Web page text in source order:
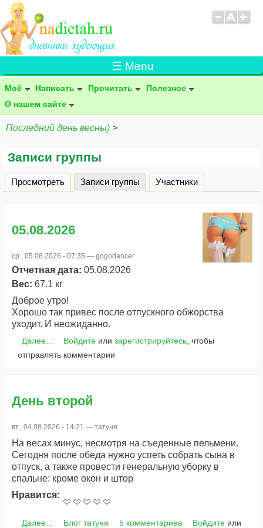
☰ Menu
Моё Написать Прочитать
Полезное
О нашем сайте
Последний день весны) >
Записи группы
Главные вкладки
Просмотреть Записи группы (активная вкладка)
Участники
05.08.2026
ср., 05.08.2026 - 07:35 — gogodancer
Отчетная дата: 05.08.2026
Вес: 67.1 кг
Доброе утро!
Хорошо так привес после отпускного обжорства
уходит. И неожиданно.
Далее... Войдитеили зарегистрируйтесь, чтобы
отправлять комментарии
День второй
вт., 04.08.2026 - 14:21 — татуня
На весах минус, несмотря на съеденные пельмени.
Сегодня после обеда нужно успеть собрать сына в
отпуск, а также провести генеральную уборку в
спальне: кроме окон и штор
Нравится:
Далее... Блог татуня 5 комментариев Войдитеили